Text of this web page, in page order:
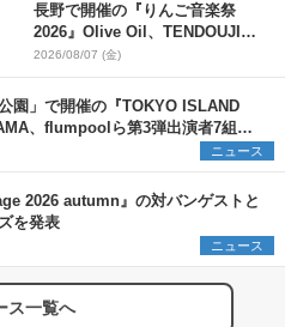
長野で開催の『りんご音楽祭
2026』Olive Oil、TENDOUJIら
第11弾出演アーティスト（16組）
を発表
2026/08/07 (金)
園」で開催の『TOKYO ISLAND
、flumpoolら第3弾出演者7組を
ョップ・アート出展者を募集ニュース
2026 autumn』の対バンゲストと
を発表
ニュース
ス一覧へ